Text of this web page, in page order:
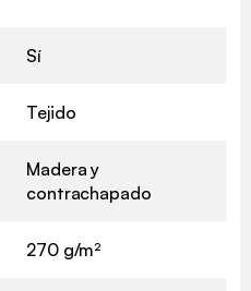
Sí
Tejido
Madera y
contrachapado
270 g/m²